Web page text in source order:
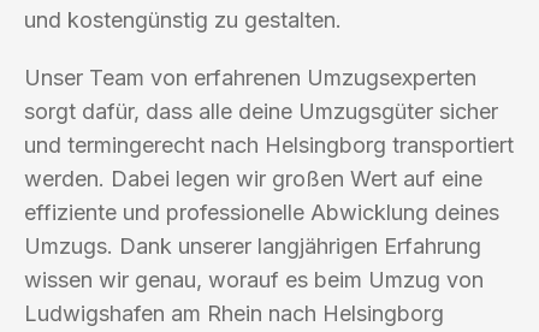
und kostengünstig zu gestalten.
Unser Team von erfahrenen Umzugsexperten
sorgt dafür, dass alle deine Umzugsgüter sicher
und termingerecht nach Helsingborg transportiert
werden. Dabei legen wir großen Wert auf eine
effiziente und professionelle Abwicklung deines
Umzugs. Dank unserer langjährigen Erfahrung
wissen wir genau, worauf es beim Umzug von
Ludwigshafen am Rhein nach Helsingborg